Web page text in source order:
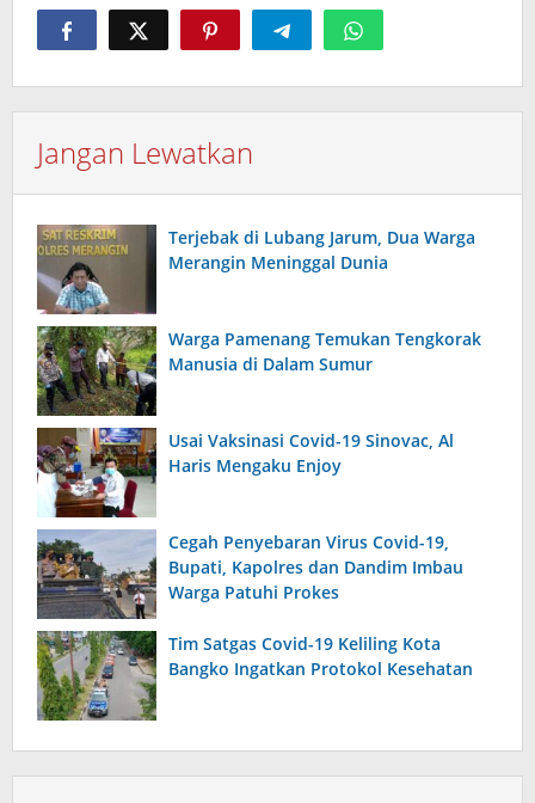
Jangan Lewatkan
Terjebak di Lubang Jarum, Dua Warga
Merangin Meninggal Dunia
Warga Pamenang Temukan Tengkorak
Manusia di Dalam Sumur
Usai Vaksinasi Covid-19 Sinovac, Al
Haris Mengaku Enjoy
Cegah Penyebaran Virus Covid-19,
Bupati, Kapolres dan Dandim Imbau
Warga Patuhi Prokes
Tim Satgas Covid-19 Keliling Kota
Bangko Ingatkan Protokol Kesehatan